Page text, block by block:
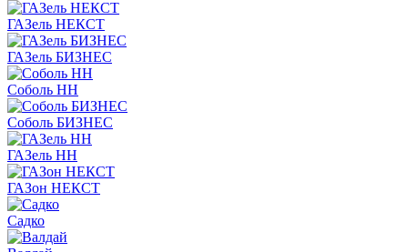
ГАЗель НЕКСТ
ГАЗель БИЗНЕС
Соболь НН
Соболь БИЗНЕС
ГАЗель НН
ГАЗон НЕКСТ
Садко